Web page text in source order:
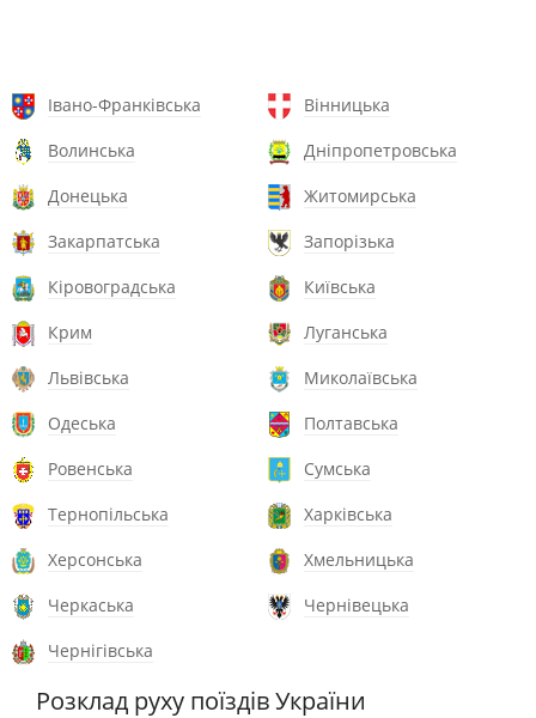
Івано-Франківська
Вінницька
Волинська
Дніпропетровська
Донецька
Житомирська
Закарпатська
Запорізька
Кіровоградська
Київська
Крим
Луганська
Львівська
Миколаївська
Одеська
Полтавська
Ровенська
Сумська
Тернопільська
Харківська
Херсонська
Хмельницька
Черкаська
Чернівецька
Чернігівська
Розклад руху поїздів України